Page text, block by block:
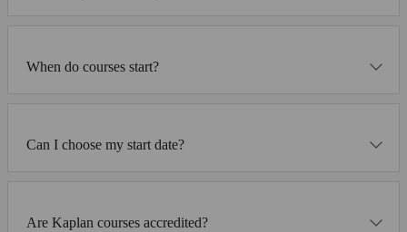
When do courses start?
Can I choose my start date?
Are Kaplan courses accredited?